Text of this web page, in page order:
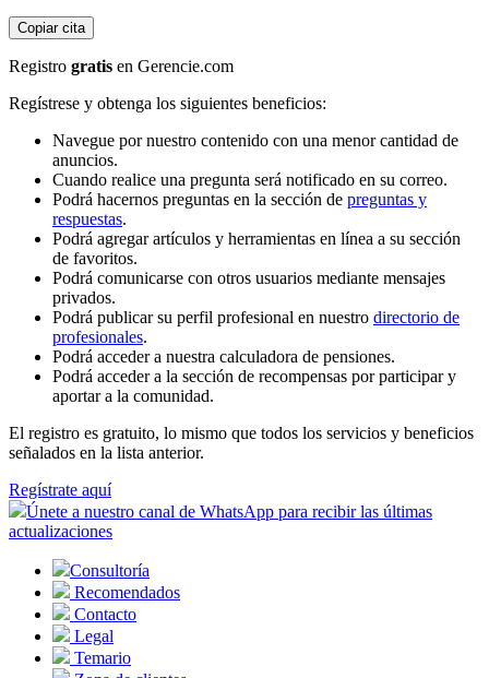
Copiar cita
Registro gratis en Gerencie.com
Regístrese y obtenga los siguientes beneficios:
Navegue por nuestro contenido con una menor cantidad de
anuncios.
Cuando realice una pregunta será notificado en su correo.
Podrá hacernos preguntas en la sección de preguntas y
respuestas.
Podrá agregar artículos y herramientas en línea a su sección
de favoritos.
Podrá comunicarse con otros usuarios mediante mensajes
privados.
Podrá publicar su perfil profesional en nuestro directorio de
profesionales.
Podrá acceder a nuestra calculadora de pensiones.
Podrá acceder a la sección de recompensas por participar y
aportar a la comunidad.
El registro es gratuito, lo mismo que todos los servicios y beneficios
señalados en la lista anterior.
Regístrate aquí
Únete a nuestro canal de WhatsApp para recibir las últimas
actualizaciones
Consultoría
Recomendados
Contacto
Legal
Temario